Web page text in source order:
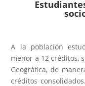
A la población
menor a 12 créditos,
Geográfica, de
créditos